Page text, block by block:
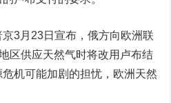
3月23日宣布，俄方向欧洲联
区供应天然气时将改用卢布结
机可能加剧的担忧，欧洲天然